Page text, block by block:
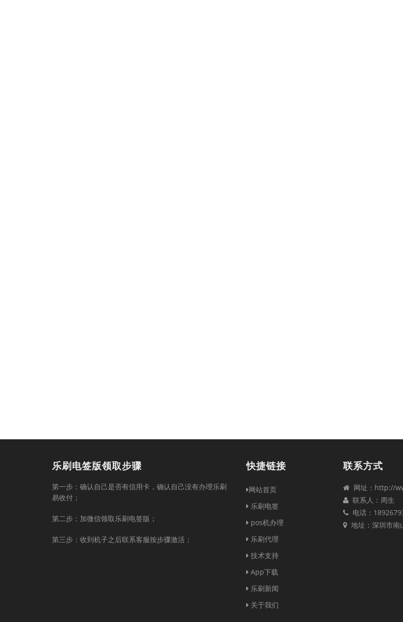
乐刷电签版领取步骤
第一步：确认自己是否有信用卡，确认自己没有办理乐刷
易收付；
第二步：加微信领取乐刷电签版；
第三步：收到机子之后联系客服按步骤激活；
快捷链接
网站首页
乐刷电签
pos机办理
乐刷代理
技术支持
App下载
乐刷新闻
关于我们
联系方式
网址：http://
联系人：周生
电话：
地址：深圳市南